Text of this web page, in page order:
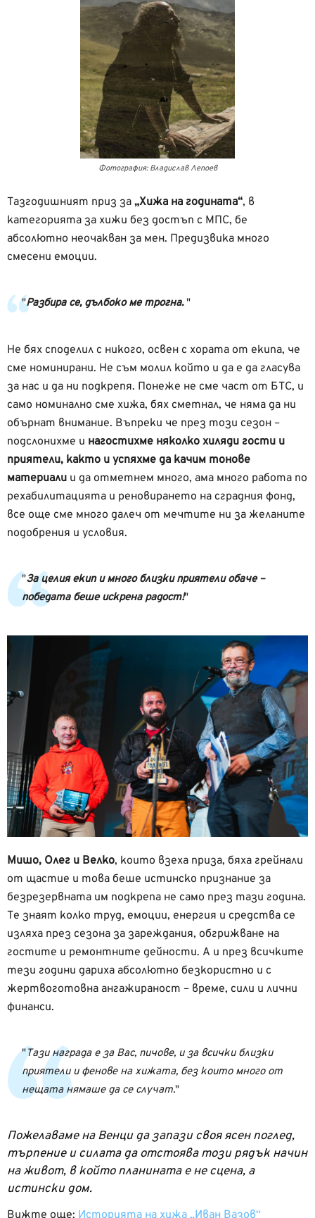
Фотография: Владислав Лепоев
Тазгодишният приз за „Хижа на годината“, в
категорията за хижи без достъп с МПС, бе
абсолютно неочакван за мен. Предизвика много
смесени емоции.
Разбира се, дълбоко ме трогна.
Не бях споделил с никого, освен с хората от екипа, че
сме номинирани. Не съм молил който и да е да гласува
за нас и да ни подкрепя. Понеже не сме част от БТС, и
само номинално сме хижа, бях сметнал, че няма да ни
обърнат внимание. Въпреки че през този сезон –
подслонихме и нагостихме няколко хиляди гости и
приятели, както и успяхме да качим тонове
материали и да отметнем много, ама много работа по
рехабилитацията и реновирането на сградния фонд,
все още сме много далеч от мечтите ни за желаните
подобрения и условия.
За целия екип и много близки приятели обаче –
победата беше искрена радост!
Мишо, Олег и Велко, които взеха приза, бяха грейнали
от щастие и това беше истинско признание за
безрезервната им подкрепа не само през тази година.
Те знаят колко труд, емоции, енергия и средства се
изляха през сезона за зареждания, обгрижване на
гостите и ремонтните дейности. А и през всичките
тези години дариха абсолютно безкористно и с
жертвоготовна ангажираност – време, сили и лични
финанси.
Тази награда е за Вас, пичове, и за всички близки
приятели и фенове на хижата, без които много от
нещата нямаше да се случат.
Пожелаваме на Венци да запази своя ясен поглед,
търпение и силата да отстоява този рядък начин
на живот, в който планината е не сцена, а
истински дом.
Вижте още: Историята на хижа „Иван Вазов“